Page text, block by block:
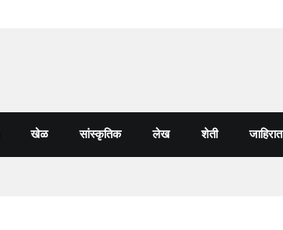
खेळ सांस्कृतिक लेख शेती जाहिरात